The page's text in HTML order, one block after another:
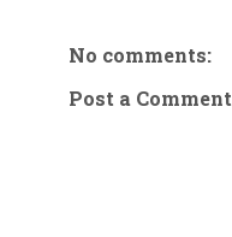
No comments:
Post a Comment